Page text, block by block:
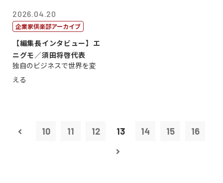
2026.04.20
企業家倶楽部アーカイブ
【編集長インタビュー】エ
ニグモ／須田将啓代表
独自のビジネスで世界を変
える
10 11 12 13 14 15 16